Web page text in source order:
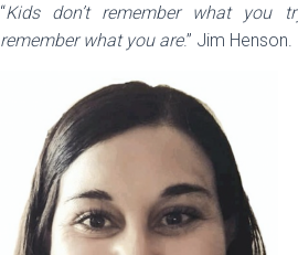
“Kids don’t remember what you
remember what you are.” Jim Henson.